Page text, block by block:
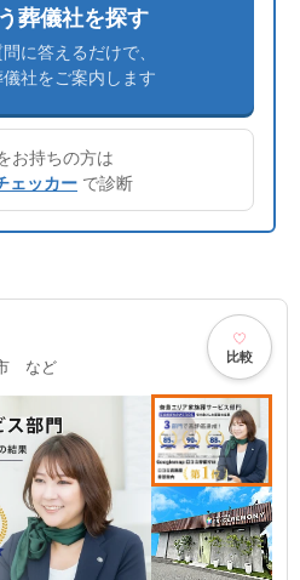
葬儀社を探す
に答えるだけで、
社をご案内します
お持ちの方は
ェッカー で診断
など 比較